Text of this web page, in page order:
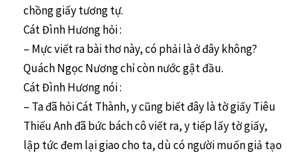
chồng giấy tương tự.
Cát Đình Hương hỏi :
– Mực viết ra bài thơ này, có phải là ở đây không?
Quách Ngọc Nương chỉ còn nước gật đầu.
Cát Đình Hương nói :
– Ta đã hỏi Cát Thành, y cũng biết đây là tờ giấy Tiêu
Thiếu Anh đã bức bách cô viết ra, y tiếp lấy tờ giấy,
lập tức đem lại giao cho ta, dù có người muốn giả tạo